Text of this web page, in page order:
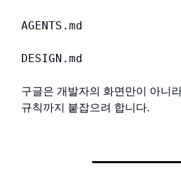
AGENTS.md
DESIGN.md
구글은 개발자의 화면만이 아니
규칙까지 붙잡으려 합니다.